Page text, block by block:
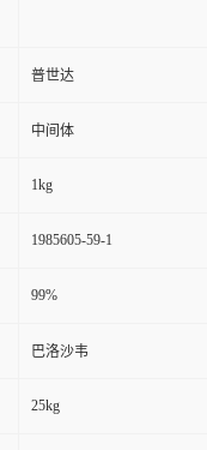
普世达
中间体
1kg
1985605-59-1
99%
巴洛沙韦
25kg